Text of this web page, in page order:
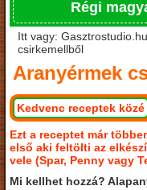
Régi
Itt vagy:
csirkemellből
Aranyérmek
Kedvenc receptek közé
Ezt a receptet már
első aki feltölti az
vele (Spar, Penny vagy
Mi kellhet hozzá?